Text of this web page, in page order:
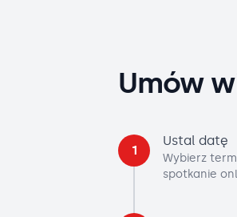
Umów
1
Ustal datę
Wybierz
spotkanie